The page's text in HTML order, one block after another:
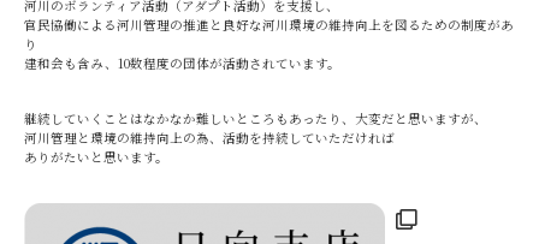
河川のボランティア活動（アダプト活動）を支援し、
官民協働による河川管理の推進と良好な河川環境の維持向上を図るための制度があ
り
建和会も含み、10数程度の団体が活動されています。
継続していくことはなかなか難しいところもあったり、大変だと思いますが、
河川管理と環境の維持向上の為、活動を持続していただければ
ありがたいと思います。